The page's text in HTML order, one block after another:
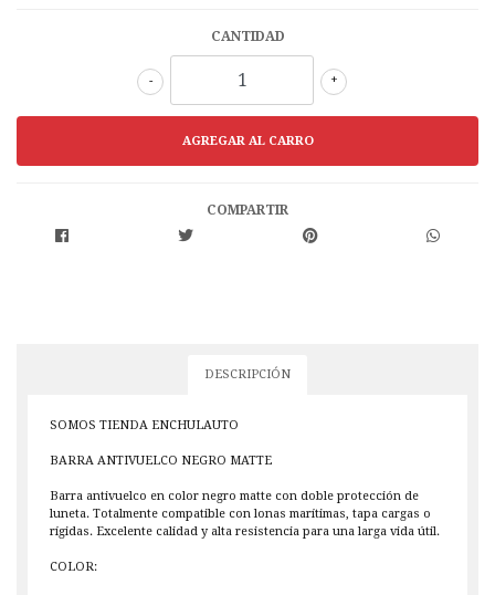
CANTIDAD
+
-
COMPARTIR
DESCRIPCIÓN
SOMOS TIENDA ENCHULAUTO
BARRA ANTIVUELCO NEGRO MATTE
Barra antivuelco en color negro matte con doble protección de
luneta. Totalmente compatible con lonas marítimas, tapa cargas o
rígidas. Excelente calidad y alta resistencia para una larga vida útil.
COLOR: